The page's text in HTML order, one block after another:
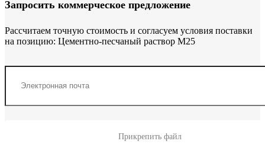
Запросить коммерческое предложение
Рассчитаем точную стоимость и согласуем условия поставки
на позицию: Цементно-песчаный раствор М25
Прикрепить файл